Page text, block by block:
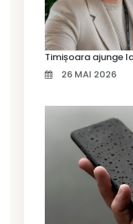
26 MAI 2026